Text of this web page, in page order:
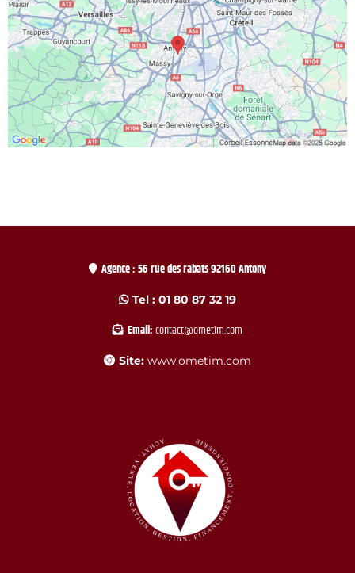
Agence : 56 rue des rabats 92160 Antony
Tel : 01 80 87 32 19
Email:contact@ometim.com
Site: www.ometim.com